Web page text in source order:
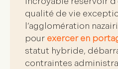
qualité de vie
l’agglomération
pour exercer en
statut hybride,
contraintes